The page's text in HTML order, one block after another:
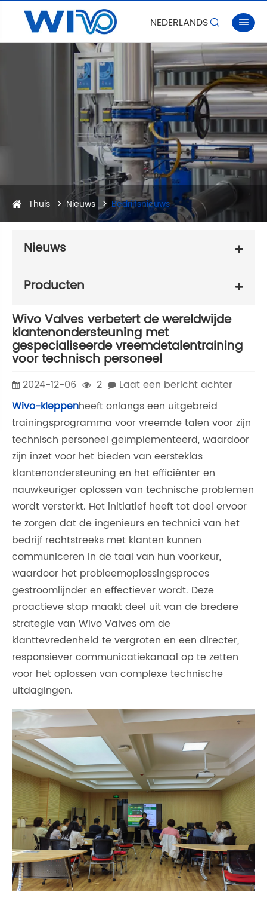
NEDERLANDS 
Thuis Nieuws Bedrijfsnieuws
Nieuws
Producten
Wivo Valves verbetert de wereldwijde
klantenondersteuning met
gespecialiseerde vreemdetalentraining
voor technisch personeel
2024-12-06 2
Laat een bericht achter
Wivo-kleppenheeft onlangs een uitgebreid
trainingsprogramma voor vreemde talen voor zijn
technisch personeel geïmplementeerd, waardoor
zijn inzet voor het bieden van eersteklas
klantenondersteuning en het efficiënter en
nauwkeuriger oplossen van technische problemen
wordt versterkt. Het initiatief heeft tot doel ervoor
te zorgen dat de ingenieurs en technici van het
bedrijf rechtstreeks met klanten kunnen
communiceren in de taal van hun voorkeur,
waardoor het probleemoplossingsproces
gestroomlijnder en effectiever wordt. Deze
proactieve stap maakt deel uit van de bredere
strategie van Wivo Valves om de
klanttevredenheid te vergroten en een directer,
responsiever communicatiekanaal op te zetten
voor het oplossen van complexe technische
uitdagingen.